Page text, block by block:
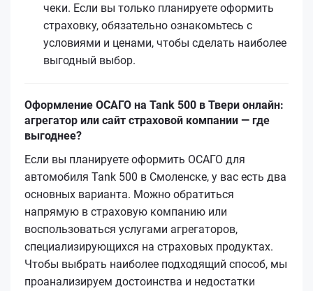
чеки. Если вы только планируете оформить
страховку, обязательно ознакомьтесь с
условиями и ценами, чтобы сделать наиболее
выгодный выбор.
Оформление ОСАГО на Tank 500 в Твери онлайн:
агрегатор или сайт страховой компании — где
выгоднее?
Если вы планируете оформить ОСАГО для
автомобиля Tank 500 в Смоленске, у вас есть два
основных варианта. Можно обратиться
напрямую в страховую компанию или
воспользоваться услугами агрегаторов,
специализирующихся на страховых продуктах.
Чтобы выбрать наиболее подходящий способ, мы
проанализируем достоинства и недостатки